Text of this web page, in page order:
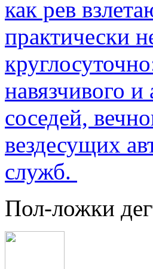
как рев
практически
навязчивого
соседей,
вездесущих
служб.
Пол-ложки